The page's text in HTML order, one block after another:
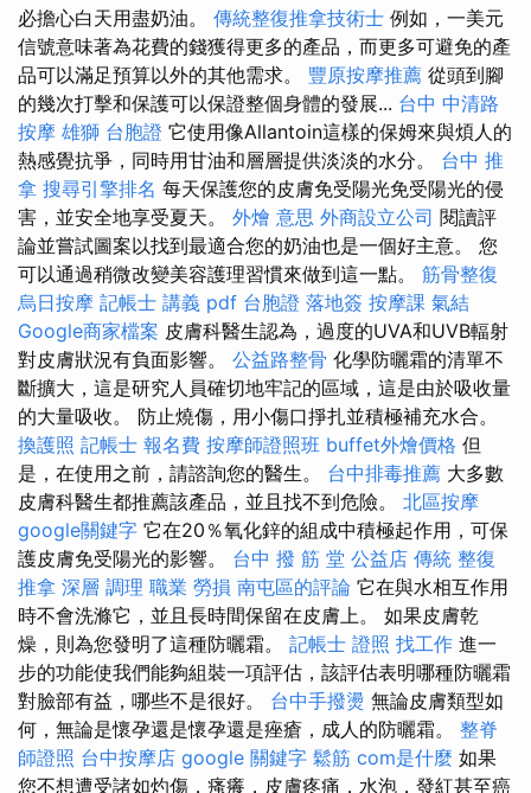
必擔心白天用盡奶油。 傳統整復推拿技術士 例如，一美元
信號意味著為花費的錢獲得更多的產品，而更多可避免的產
品可以滿足預算以外的其他需求。 豐原按摩推薦 從頭到腳
的幾次打擊和保護可以保證整個身體的發展... 台中 中清路
按摩 雄獅 台胞證 它使用像Allantoin這樣的保姆來與煩人的
熱感覺抗爭，同時用甘油和層層提供淡淡的水分。 台中 推
拿 搜尋引擎排名 每天保護您的皮膚免受陽光免受陽光的侵
害，並安全地享受夏天。 外燴 意思 外商設立公司 閱讀評
論並嘗試圖案以找到最適合您的奶油也是一個好主意。 您
可以通過稍微改變美容護理習慣來做到這一點。 筋骨整復
烏日按摩 記帳士 講義 pdf 台胞證 落地簽 按摩課 氣結
Google商家檔案 皮膚科醫生認為，過度的UVA和UVB輻射
對皮膚狀況有負面影響。 公益路整骨 化學防曬霜的清單不
斷擴大，這是研究人員確切地牢記的區域，這是由於吸收量
的大量吸收。 防止燒傷，用小傷口掙扎並積極補充水合。
換護照 記帳士 報名費 按摩師證照班 buffet外燴價格 但
是，在使用之前，請諮詢您的醫生。 台中排毒推薦 大多數
皮膚科醫生都推薦該產品，並且找不到危險。 北區按摩
google關鍵字 它在20％氧化鋅的組成中積極起作用，可保
護皮膚免受陽光的影響。 台中 撥 筋 堂 公益店 傳統 整復
推拿 深層 調理 職業 勞損 南屯區的評論 它在與水相互作用
時不會洗滌它，並且長時間保留在皮膚上。 如果皮膚乾
燥，則為您發明了這種防曬霜。 記帳士 證照 找工作 進一
步的功能使我們能夠組裝一項評估，該評估表明哪種防曬霜
對臉部有益，哪些不是很好。 台中手撥燙 無論皮膚類型如
何，無論是懷孕還是懷孕還是痤瘡，成人的防曬霜。 整脊
師證照 台中按摩店 google 關鍵字 鬆筋 com是什麼 如果
您不想遭受諸如灼傷，瘙癢，皮膚疼痛，水泡，發紅甚至癌